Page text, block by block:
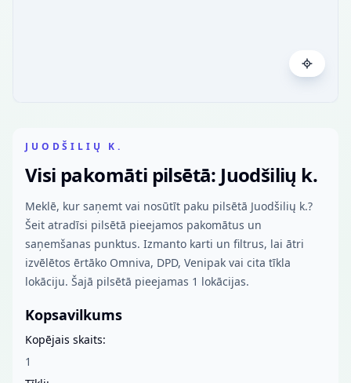
JUODŠILIŲ K.
Visi pakomāti pilsētā: Juodšilių k.
Meklē, kur saņemt vai nosūtīt paku pilsētā Juodšilių k.?
Šeit atradīsi pilsētā pieejamos pakomātus un
saņemšanas punktus. Izmanto karti un filtrus, lai ātri
izvēlētos ērtāko Omniva, DPD, Venipak vai cita tīkla
lokāciju. Šajā pilsētā pieejamas 1 lokācijas.
Kopsavilkums
Kopējais skaits:
1